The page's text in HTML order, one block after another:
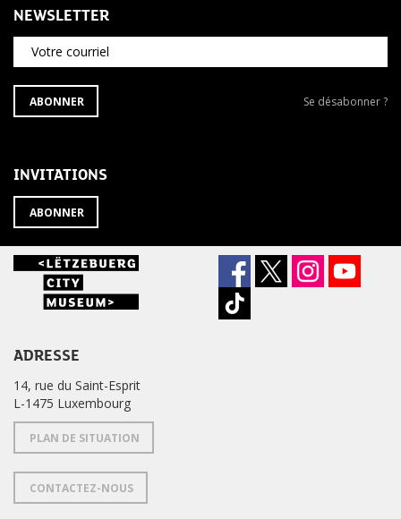
NEWSLETTER
Votre courriel
S'ABONNER
À
ABONNER
Se
Se désabonner ?
INVITATIONS
ABONNER
ADRESSE
14, rue du Saint-Esprit
L-1475 Luxembourg
PLAN DE SITUATION
CONTACTEZ-NOUS